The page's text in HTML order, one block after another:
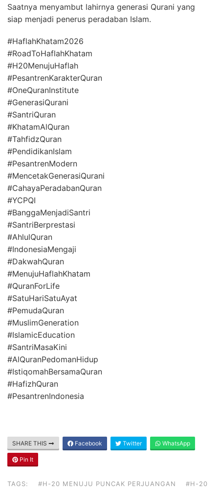
Saatnya menyambut lahirnya generasi Qurani yang
siap menjadi penerus peradaban Islam.
#HaflahKhatam2026
#RoadToHaflahKhatam
#H20MenujuHaflah
#PesantrenKarakterQuran
#OneQuranInstitute
#GenerasiQurani
#SantriQuran
#KhatamAlQuran
#TahfidzQuran
#PendidikanIslam
#PesantrenModern
#MencetakGenerasiQurani
#CahayaPeradabanQuran
#YCPQI
#BanggaMenjadiSantri
#SantriBerprestasi
#AhlulQuran
#IndonesiaMengaji
#DakwahQuran
#MenujuHaflahKhatam
#QuranForLife
#SatuHariSatuAyat
#PemudaQuran
#MuslimGeneration
#IslamicEducation
#SantriMasaKini
#AlQuranPedomanHidup
#IstiqomahBersamaQuran
#HafizhQuran
#PesantrenIndonesia
SHARE THIS Facebook Twitter WhatsApp
Pin It
TAGS: #H-20 MENUJU PUNCAK PERJUANGAN
#H-20